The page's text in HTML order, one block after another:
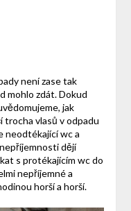
není zase tak
mohlo zdát. Dokud
jak
trocha vlasů v odpadu
neodtékající wc a
dějí
s protékajícím wc do
nepříjemné a
horší a horší.